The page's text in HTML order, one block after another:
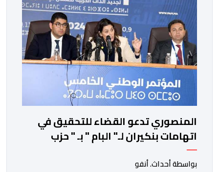
المغربية وجمهورية كوت ديفوار، بحكم […]
المنصوري تدعو القضاء للتحقيق في
اتهامات بنكيران لـ" البام " بـ " حزب
المخدرات "
بواسطة أحداث. أنفو